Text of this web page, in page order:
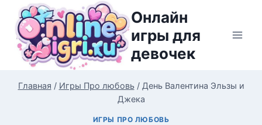
Перейти
содержимому
Онлайн
игры для
девочек
Главная / Игры Про любовь / День Валентина Эльзы и
Джека
ИГРЫ ПРО ЛЮБОВЬ